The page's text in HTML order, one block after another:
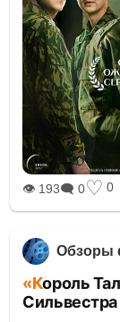
👁 193🗨 0♡ 0
Обзоры
«Король Талсы»: успешное возвращение